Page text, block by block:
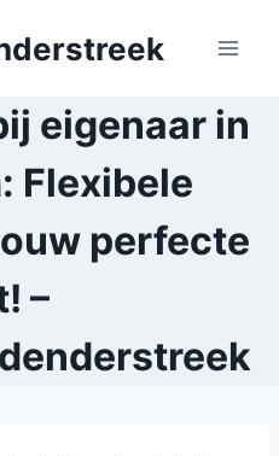
eigenaar in
Flexibele
perfecte
–